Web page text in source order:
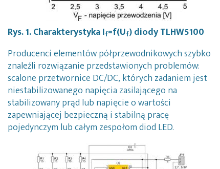
Rys. 1. Charakterystyka If=f(Uf) diody TLHW5100
Producenci elementów półprzewodnikowych szybko
znaleźli rozwiązanie przedstawionych problemów:
scalone przetwornice DC/DC, których zadaniem jest
niestabilizowanego napięcia zasilającego na
stabilizowany prąd lub napięcie o wartości
zapewniającej bezpieczną i stabilną pracę
pojedynczym lub całym zespołom diod LED.